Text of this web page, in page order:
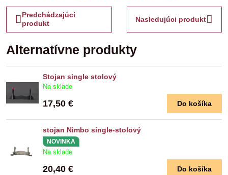
Predchádzajúci
produkt
Nasledujúci produkt
Alternatívne produkty
Stojan single stolový
Na sklade
17,50 € Do košíka
stojan Nimbo single-stolový
NOVINKA
Na sklade
20,40 € Do košíka